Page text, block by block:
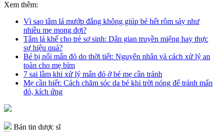
Xem thêm:
Vì sao tắm lá mướp đắng không giúp bé hết rôm sảy như
nhiều mẹ mong đợi?
Tắm lá khế cho trẻ sơ sinh: Dân gian truyền miệng hay thực
sự hiệu quả?
Bé bị nổi mẩn đỏ do thời tiết: Nguyên nhân và cách xử lý an
toàn cho mẹ bỉm
7 sai lầm khi xử lý mẩn đỏ ở bé mẹ cần tránh
Mẹ cần biết: Cách chăm sóc da bé khi trời nóng để tránh mẩn
đỏ, kích ứng
Bản tin dược sĩ